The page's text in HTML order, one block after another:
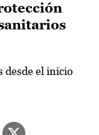
desde el inicio